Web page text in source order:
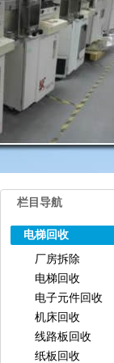
栏目导航
电梯回收
厂房拆除
电梯回收
电子元件回收
机床回收
线路板回收
纸板回收